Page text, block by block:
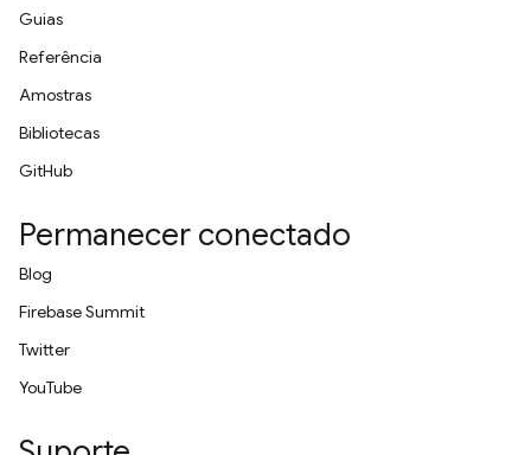
Guias
Referência
Amostras
Bibliotecas
GitHub
Permanecer conectado
Blog
Firebase Summit
Twitter
YouTube